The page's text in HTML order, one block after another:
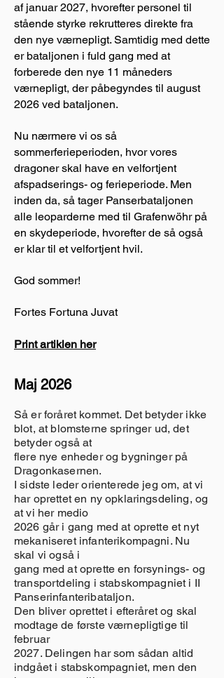
af januar 2027, hvorefter personel til
stående styrke rekrutteres direkte fra
den nye værnepligt. Samtidig med dette
er bataljonen i fuld gang med at
forberede den nye 11 måneders
værnepligt, der påbegyndes til august
2026 ved bataljonen.
Nu nærmere vi os så
sommerferieperioden, hvor vores
dragoner skal have en velfortjent
afspadserings- og ferieperiode. Men
inden da, så tager Panserbataljonen
alle leoparderne med til Grafenwöhr på
en skydeperiode, hvorefter de så også
er klar til et velfortjent hvil.
God sommer!
Fortes Fortuna Juvat
Print artiklen her
Maj 2026
Så er foråret kommet. Det betyder ikke
blot, at blomsterne springer ud, det
betyder også at
flere nye enheder og bygninger på
Dragonkasernen.
I sidste leder orienterede jeg om, at vi
har oprettet en ny opklaringsdeling, og
at vi her medio
2026 går i gang med at oprette et nyt
mekaniseret infanterikompagni. Nu
skal vi også i
gang med at oprette en forsynings- og
transportdeling i stabskompagniet i II
Panserinfanteribataljon.
Den bliver oprettet i efteråret og skal
modtage de første værnepligtige til
februar
2027. Delingen har som sådan altid
indgået i stabskompagniet, men den